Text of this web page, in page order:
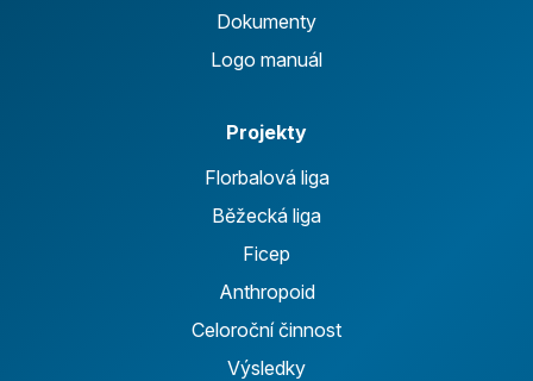
Dokumenty
Logo manuál
Projekty
Florbalová liga
Běžecká liga
Ficep
Anthropoid
Celoroční činnost
Výsledky